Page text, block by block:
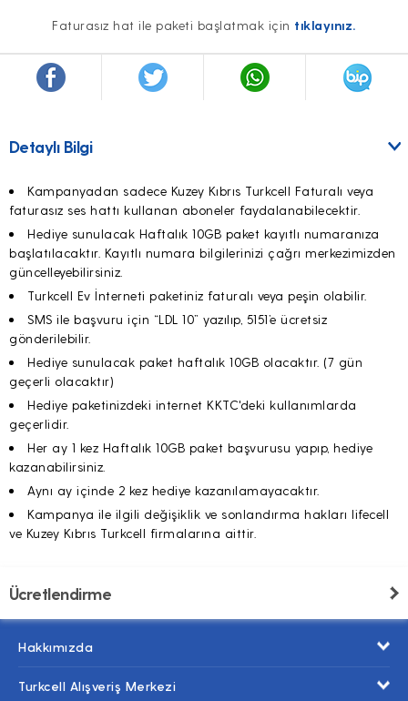
Faturasız hat ile paketi başlatmak için tıklayınız.
Detaylı Bilgi
Kampanyadan sadece Kuzey Kıbrıs Turkcell Faturalı veya
faturasız ses hattı kullanan aboneler faydalanabilecektir.
Hediye sunulacak Haftalık 10GB paket kayıtlı numaranıza
başlatılacaktır. Kayıtlı numara bilgilerinizi çağrı merkezimizden
güncelleyebilirsiniz.
Turkcell Ev İnterneti paketiniz faturalı veya peşin olabilir.
SMS ile başvuru için “LDL 10” yazılıp, 5151’e ücretsiz
gönderilebilir.
Hediye sunulacak paket haftalık 10GB olacaktır. (7 gün
geçerli olacaktır)
Hediye paketinizdeki internet KKTC'deki kullanımlarda
geçerlidir.
Her ay 1 kez Haftalık 10GB paket başvurusu yapıp, hediye
kazanabilirsiniz.
Aynı ay içinde 2 kez hediye kazanılamayacaktır.
Kampanya ile ilgili değişiklik ve sonlandırma hakları lifecell
ve Kuzey Kıbrıs Turkcell firmalarına aittir.
Ücretlendirme
Hakkımızda
Turkcell Alışveriş Merkezi